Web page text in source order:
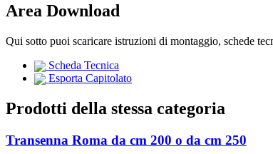
Area Download
Qui sotto puoi scaricare istruzioni di montaggio, schede
Scheda Tecnica
Esporta Capitolato
Prodotti della stessa categoria
Transenna Roma da cm 200 o da cm 250